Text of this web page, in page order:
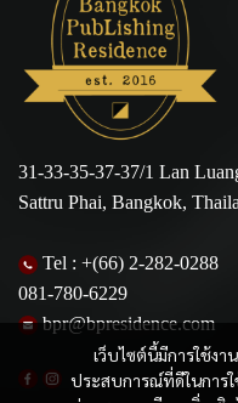
เว็บไซต์นี้มีการใช้ง
ประสบการณ์ที่ดีในการ
31-33-35-37-37/1 Lan
Sattru Phai, Bangkok,
Tel : +(66) 2-282-0288
081-780-6229
bpr@bpresidence.com